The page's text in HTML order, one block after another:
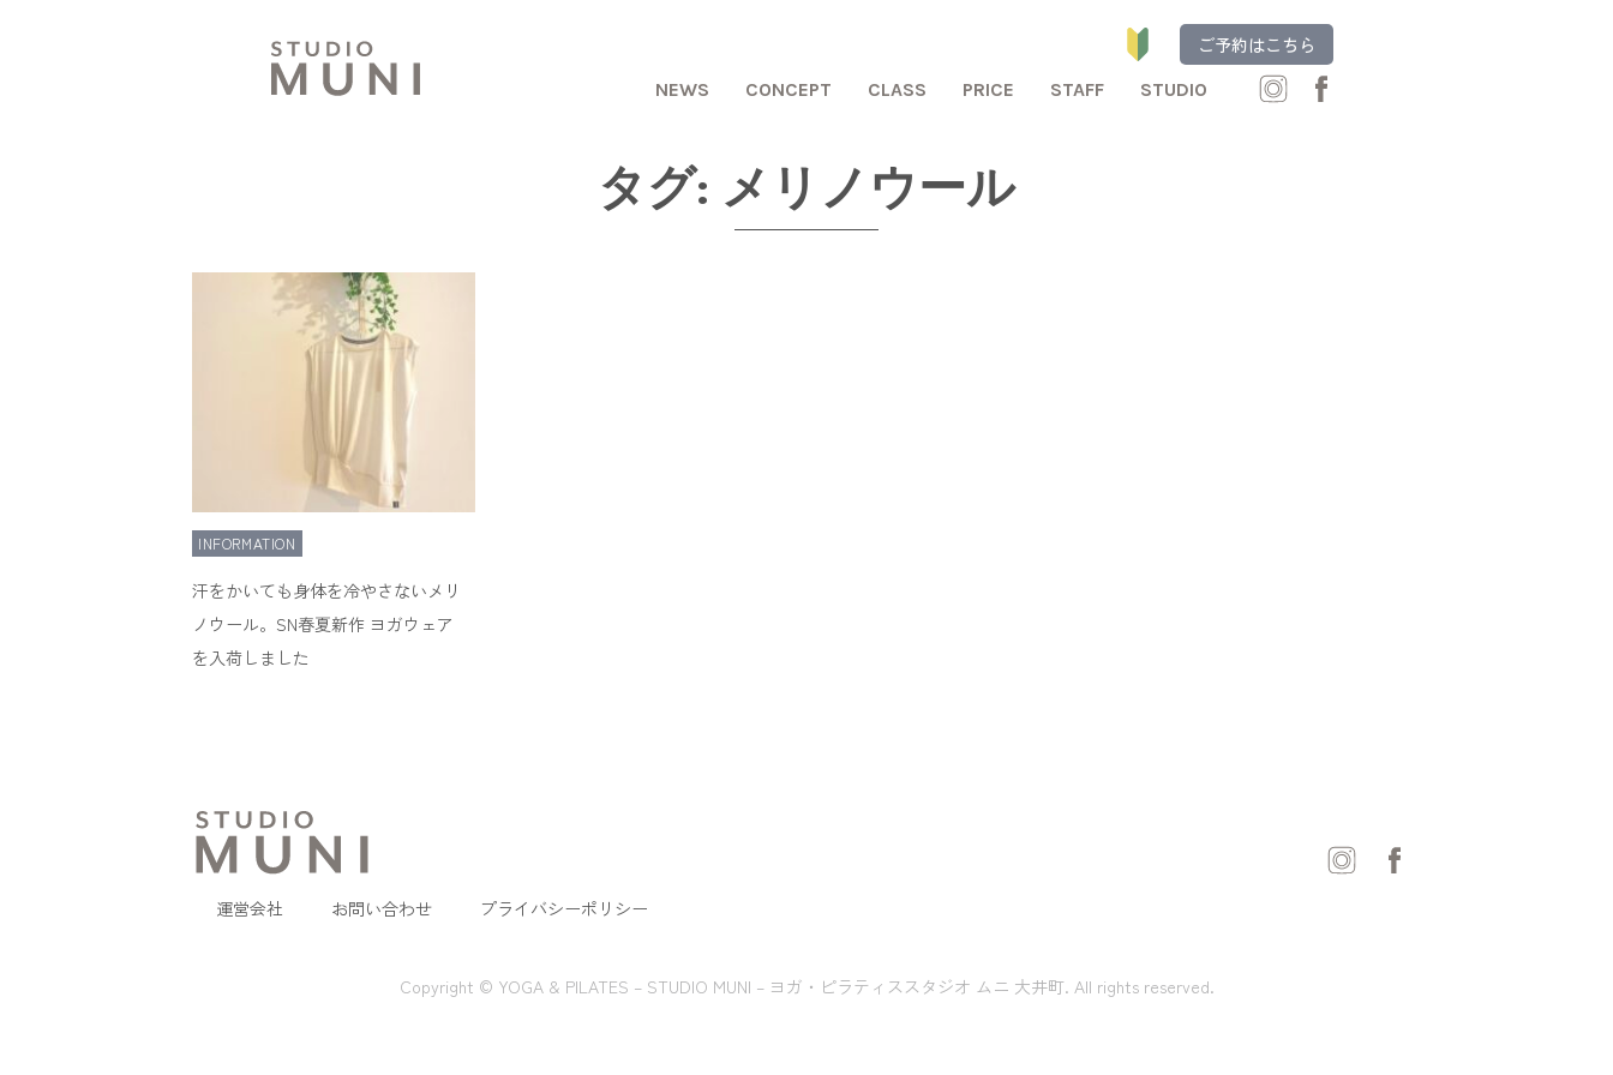
ご予約はこちら
NEWS CONCEPT CLASS PRICE STAFF STUDIO
タグ: メリノウール
INFORMATION
汗をかいても身体を冷やさないメリ
ノウール。SN春夏新作 ヨガウェア
を入荷しました
運営会社 お問い合わせ プライバシーポリシー
Copyright © YOGA & PILATES – STUDIO MUNI – ヨガ・ピラティススタジオ ムニ 大井町. All rights reserved.